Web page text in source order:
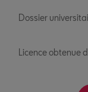
Dossier
Licence obtenue